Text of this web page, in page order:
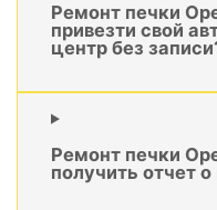
Ремонт печки
привезти свой
центр без
Ремонт печки
получить отчет